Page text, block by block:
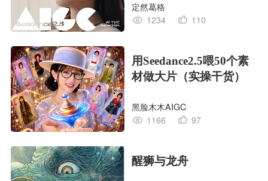
定然葛格
1234
110
用Seedance2.5喂50个素
材做大片（实操干货）
黑脸木木AIGC
1166
97
醒狮与龙舟